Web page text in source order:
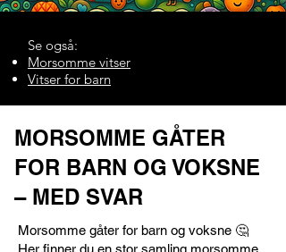
Se også:
Morsomme vitser
​Vitser for barn
MORSOMME GÅTER
FOR BARN OG VOKSNE
– MED SVAR
Morsomme gåter for barn og voksne 🤔
Her finner du en stor samling morsomme,